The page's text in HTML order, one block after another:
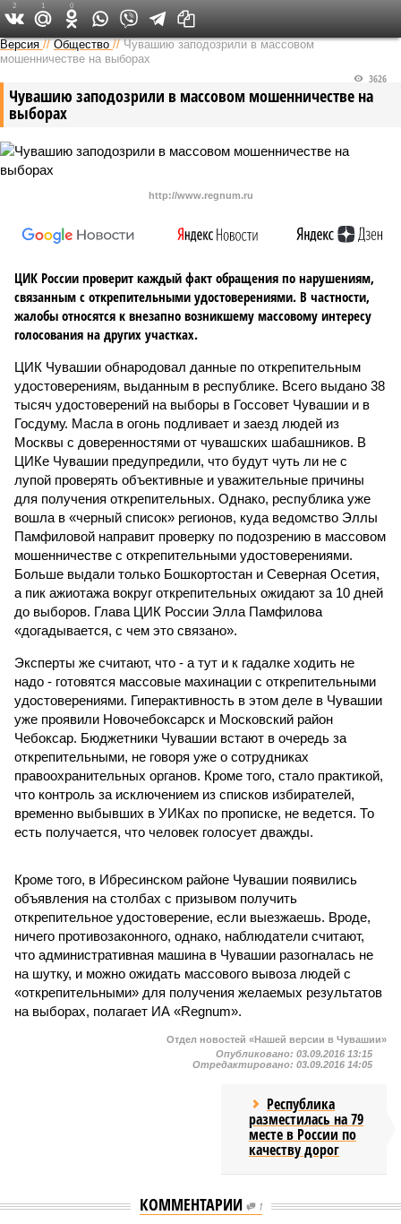
Версия в Чувашии
Версия //Общество //Чувашию заподозрили в массовом
мошенничестве на выборах
Чувашию заподозрили в массовом мошенничестве на
выборах
3626
http://www.regnum.ru
ЦИК России проверит каждый факт обращения по нарушениям,
связанным с открепительными удостоверениями. В частности,
жалобы относятся к внезапно возникшему массовому интересу
голосования на других участках.
ЦИК Чувашии обнародовал данные по открепительным
удостоверениям, выданным в республике. Всего выдано 38
тысяч удостоверений на выборы в Госсовет Чувашии и в
Госдуму. Масла в огонь подливает и заезд людей из
Москвы с доверенностями от чувашских шабашников. В
ЦИКе Чувашии предупредили, что будут чуть ли не с
лупой проверять объективные и уважительные причины
для получения открепительных. Однако, республика уже
вошла в «черный список» регионов, куда ведомство Эллы
Памфиловой направит проверку по подозрению в массовом
мошенничестве с открепительными удостоверениями.
Больше выдали только Бошкортостан и Северная Осетия,
а пик ажиотажа вокруг открепительных ожидают за 10 дней
до выборов. Глава ЦИК России Элла Памфилова
«догадывается, с чем это связано».
Эксперты же считают, что - а тут и к гадалке ходить не
надо - готовятся массовые махинации с открепительными
удостоверениями. Гиперактивность в этом деле в Чувашии
уже проявили Новочебоксарск и Московский район
Чебоксар. Бюджетники Чувашии встают в очередь за
открепительными, не говоря уже о сотрудниках
правоохранительных органов. Кроме того, стало практикой,
что контроль за исключением из списков избирателей,
временно выбывших в УИКах по прописке, не ведется. То
есть получается, что человек голосует дважды.
Кроме того, в Ибресинском районе Чувашии появились
объявления на столбах с призывом получить
открепительное удостоверение, если выезжаешь. Вроде,
ничего противозаконного, однако, наблюдатели считают,
что административная машина в Чувашии разогналась не
на шутку, и можно ожидать массового вывоза людей с
«открепительными» для получения желаемых результатов
на выборах, полагает ИА «Regnum».
2 1 0
Отдел новостей «Нашей версии в Чувашии»
Опубликовано: 03.09.2016 13:15
Отредактировано: 03.09.2016 14:05
Республика
разместилась на 79
месте в России по
качеству дорог
КОММЕНТАРИИ 1